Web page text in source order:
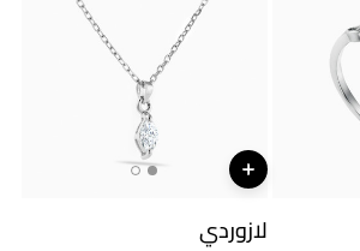
لازوردي